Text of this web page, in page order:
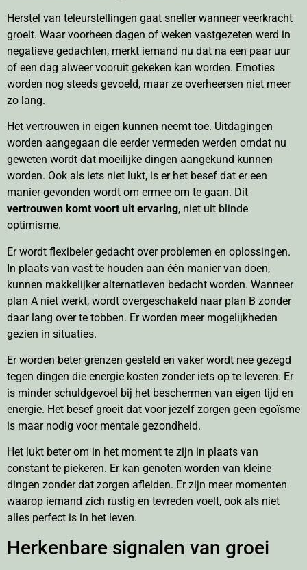
Herstel van teleurstellingen gaat sneller wanneer veerkracht
groeit. Waar voorheen dagen of weken vastgezeten werd in
negatieve gedachten, merkt iemand nu dat na een paar uur
of een dag alweer vooruit gekeken kan worden. Emoties
worden nog steeds gevoeld, maar ze overheersen niet meer
zo lang.
Het vertrouwen in eigen kunnen neemt toe. Uitdagingen
worden aangegaan die eerder vermeden werden omdat nu
geweten wordt dat moeilijke dingen aangekund kunnen
worden. Ook als iets niet lukt, is er het besef dat er een
manier gevonden wordt om ermee om te gaan. Dit
vertrouwen komt voort uit ervaring, niet uit blinde
optimisme.
Er wordt flexibeler gedacht over problemen en oplossingen.
In plaats van vast te houden aan één manier van doen,
kunnen makkelijker alternatieven bedacht worden. Wanneer
plan A niet werkt, wordt overgeschakeld naar plan B zonder
daar lang over te tobben. Er worden meer mogelijkheden
gezien in situaties.
Er worden beter grenzen gesteld en vaker wordt nee gezegd
tegen dingen die energie kosten zonder iets op te leveren. Er
is minder schuldgevoel bij het beschermen van eigen tijd en
energie. Het besef groeit dat voor jezelf zorgen geen egoïsme
is maar nodig voor mentale gezondheid.
Het lukt beter om in het moment te zijn in plaats van
constant te piekeren. Er kan genoten worden van kleine
dingen zonder dat zorgen afleiden. Er zijn meer momenten
waarop iemand zich rustig en tevreden voelt, ook als niet
alles perfect is in het leven.
Herkenbare signalen van groei